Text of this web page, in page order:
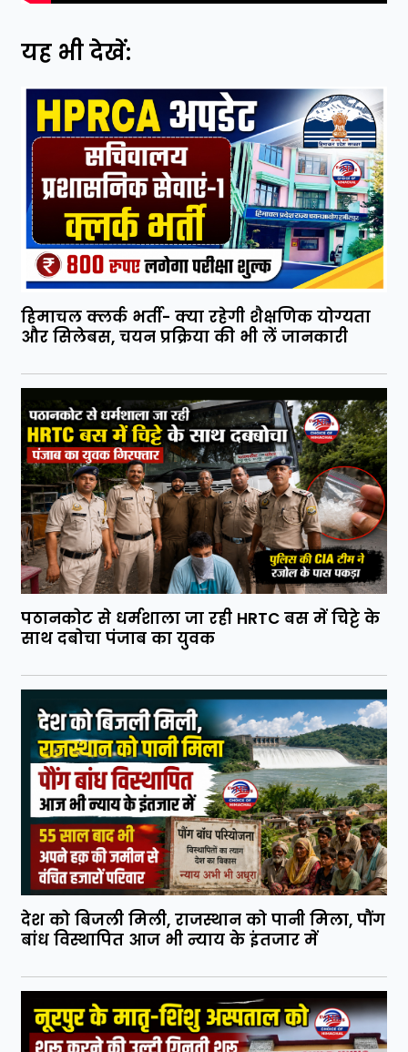
यह भी देखें:
हिमाचल क्लर्क भर्ती- क्या रहेगी शैक्षणिक योग्यता
और सिलेबस, चयन प्रक्रिया की भी लें जानकारी
पठानकोट से धर्मशाला जा रही HRTC बस में चिट्टे के
साथ दबोचा पंजाब का युवक
देश को बिजली मिली, राजस्थान को पानी मिला, पौंग
बांध विस्थापित आज भी न्याय के इंतजार में